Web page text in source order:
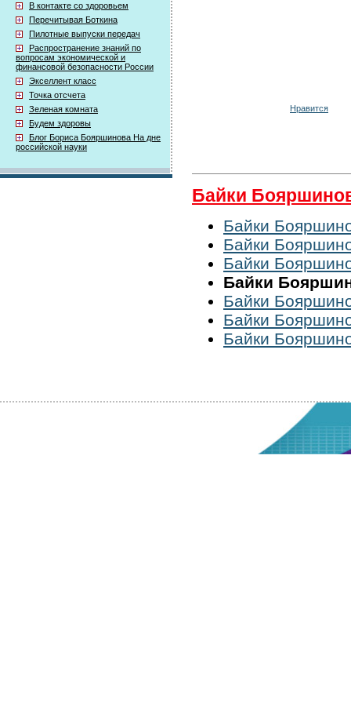
В контакте со здоровьем
Перечитывая Боткина
Пилотные выпуски передач
Распространение знаний по
вопросам экономической и
финансовой безопасности России
Экселлент класс
Точка отсчета
Зеленая комната
Будем здоровы
Блог Бориса Бояршинова На дне
российской науки
Нравится
Байки
Байки
Байки
Байки
Байки
Байки
Байки
Байки